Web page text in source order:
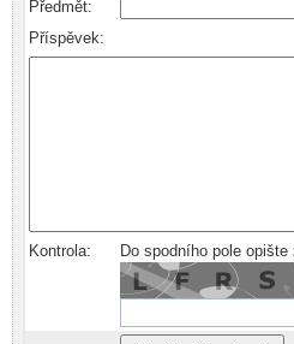
Předmět:
Příspěvek:
Kontrola: Do spodního pole